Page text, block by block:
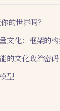
的世界吗？
文化：框架的
的文化政治密码
型